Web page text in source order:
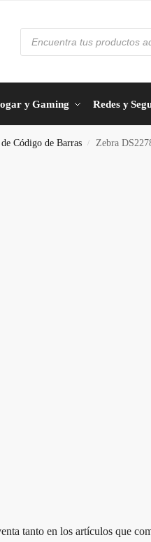
y Gaming Redes y
de Código de Barras / Zebra
tanto en los artículos que